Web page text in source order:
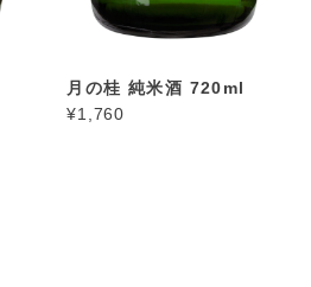
月の桂 純米酒 720ml
¥1,760